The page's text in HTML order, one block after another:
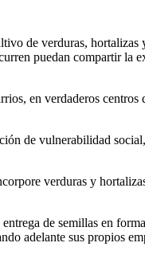
de verduras,
puedan compartir la
en verdaderos
de vulnerabilidad
verduras y
de semillas en
adelante sus propios